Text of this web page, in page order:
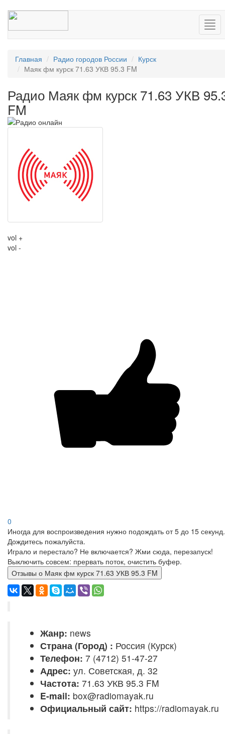
Главная Радио городов России
Курск
Маяк фм курск 71.63 УКВ 95.3 FM
Радио Маяк фм курск 71.63 УКВ
FM
vol +
vol -
0
Иногда для воспроизведения нужно подождать от 5 до 15 секунд.
Дождитесь пожалуйста.
Играло и перестало? Не включается? Жми сюда, перезапуск!
Выключить совсем: прервать поток, очистить буфер.
Отзывы о Маяк фм курск 71.63 УКВ 95.3 FM
Жанр: news
Страна (Город) : Россия (Курск)
Телефон: 7 (4712) 51-47-27
Адрес: ул. Советская, д. 32
Частота: 71.63 УКВ 95.3 FM
E-mail: box@radiomayak.ru
Официальный сайт: https://radiomayak.ru